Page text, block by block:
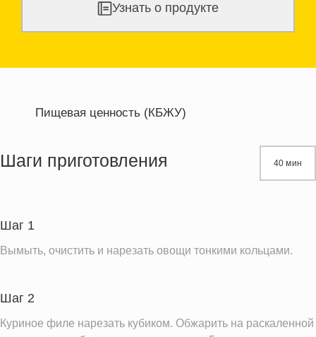
Узнать о продукте
Пищевая ценность (КБЖУ)
Жиры
Информация для одной порции
Шаги приготовления 40 мин
Шаг 1
Вымыть, очистить и нарезать овощи тонкими кольцами.
Шаг 2
Куриное филе нарезать кубиком. Обжарить на раскаленной